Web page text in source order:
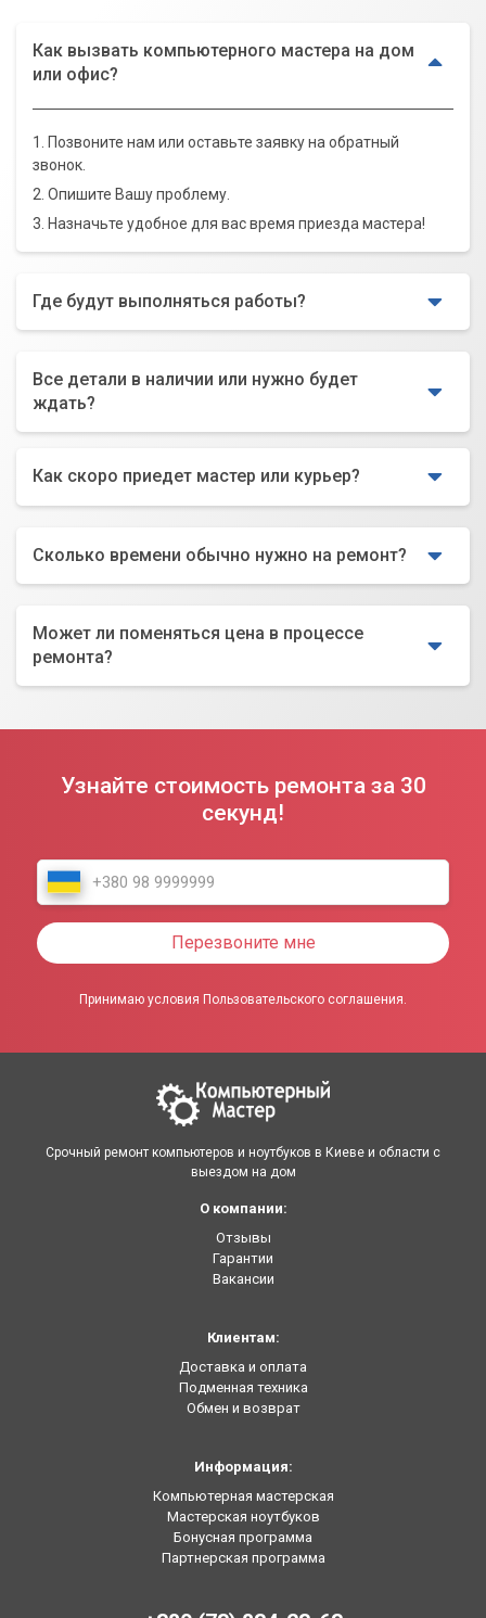
Как вызвать компьютерного мастера на дом
или офис?
1. Позвоните нам или оставьте заявку на обратный
звонок.
2. Опишите Вашу проблему.
3. Назначьте удобное для вас время приезда мастера!
Где будут выполняться работы?
Все детали в наличии или нужно будет
ждать?
Как скоро приедет мастер или курьер?
Сколько времени обычно нужно на ремонт?
Может ли поменяться цена в процессе
ремонта?
Узнайте стоимость ремонта за 30
секунд!
Перезвоните мне
Принимаю условия Пользовательского соглашения.
Срочный ремонт компьютеров и ноутбуков в Киеве и области с
выездом на дом
О компании:
Отзывы
Гарантии
Вакансии
Клиентам:
Доставка и оплата
Подменная техника
Обмен и возврат
Информация:
Компьютерная мастерская
Мастерская ноутбуков
Бонусная программа
Партнерская программа